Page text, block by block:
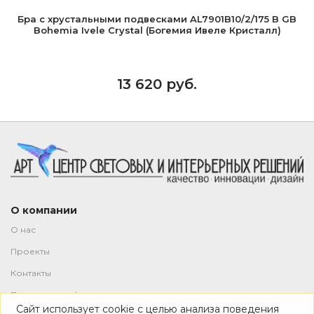
Бра с хрустальными подвесками AL7901B10/2/175 B GB
Bohemia Ivele Crystal (Богемия Ивеле Кристалл)
13 620 руб.
О компании
О нас
Проекты
Контакты
Политика конфиденциальности
Сайт использует cookie с целью анализа поведения